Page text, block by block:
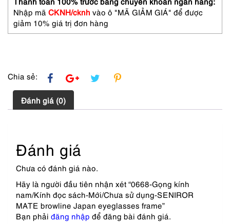
SENIROR
MATE
browline
số
Nhập mã CKNH/cknh vào ô "MÃ GIẢM GIÁ" để được
giảm 10% giá trị đơn hàng
Chia sẻ:
Đánh giá (0)
Đánh giá
Chưa có đánh giá nào.
Hãy là người đầu tiên nhận xét “0668-Gọng kính
nam/Kính đọc sách-Mới/Chưa sử dụng-SENIROR
MATE browline Japan eyeglasses frame”
Bạn phải đăng nhập để đăng bài đánh giá.